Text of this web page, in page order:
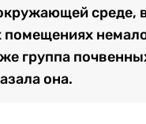
среде,
группа
она.